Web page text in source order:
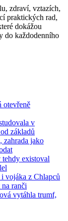
zdraví, vztazích,
praktických rad,
dokážou
do každodenního
otevřeně
v
základů
zahrada jako
existoval
vojáka z Chlapců
ranči
vytáhla trumf,